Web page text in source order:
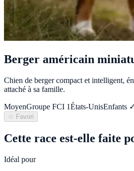
Berger américain
Chien de berger compact et intelligent,
attaché à sa famille.
MoyenGroupe FCI 1États-UnisEnfants ✓
☆ Favori
Cette race est-elle faite
Idéal pour